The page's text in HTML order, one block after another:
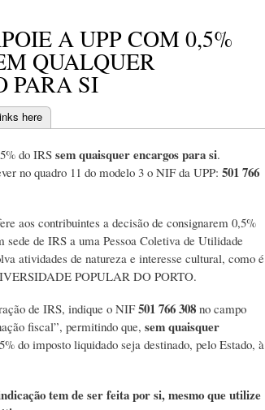
A UPP COM 0,5%
QUALQUER
PARA SI
here
do IRSsem quaisquer encargos para si.
no quadro 11 do modelo 3 o NIF da UPP: 501 766
aos contribuintes a decisão de consignarem 0,5%
sede de IRS a uma Pessoa Coletiva de Utilidade
atividades de natureza e interesse cultural, como é
POPULAR DO PORTO.
de IRS, indique o NIF501 766 308 no campo
fiscal”, permitindo que, sem quaisquer
do imposto liquidado seja destinado, pelo Estado, à
tem de ser feita por si, mesmo que utilize